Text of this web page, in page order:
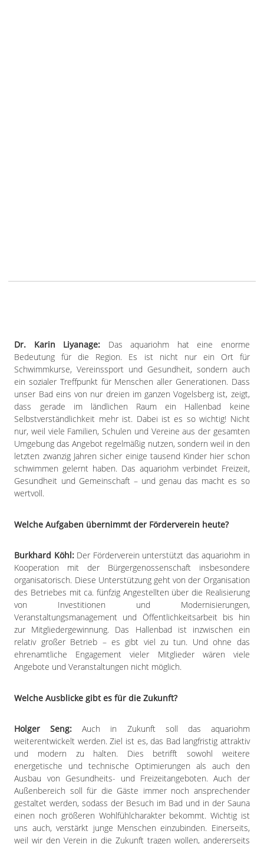
Dr. Karin Liyanage: Das aquariohm hat eine enorme
Bedeutung für die Region. Es ist nicht nur ein Ort für
Schwimmkurse, Vereinssport und Gesundheit, sondern auch
ein sozialer Treffpunkt für Menschen aller Generationen. Dass
unser Bad eins von nur dreien im ganzen Vogelsberg ist, zeigt,
dass gerade im ländlichen Raum ein Hallenbad keine
Selbstverständlichkeit mehr ist. Dabei ist es so wichtig! Nicht
nur, weil viele Familien, Schulen und Vereine aus der gesamten
Umgebung das Angebot regelmäßig nutzen, sondern weil in den
letzten zwanzig Jahren sicher einige tausend Kinder hier schon
schwimmen gelernt haben. Das aquariohm verbindet Freizeit,
Gesundheit und Gemeinschaft – und genau das macht es so
wertvoll.
Welche Aufgaben übernimmt der Förderverein heute?
Burkhard Köhl:Der Förderverein unterstützt das aquariohm in
Kooperation mit der Bürgergenossenschaft insbesondere
organisatorisch. Diese Unterstützung geht von der Organisation
des Betriebes mit ca. fünfzig Angestellten über die Realisierung
von Investitionen und Modernisierungen,
Veranstaltungsmanagement und Öffentlichkeitsarbeit bis hin
zur Mitgliedergewinnung. Das Hallenbad ist inzwischen ein
relativ großer Betrieb – es gibt viel zu tun. Und ohne das
ehrenamtliche Engagement vieler Mitglieder wären viele
Angebote und Veranstaltungen nicht möglich.
Welche Ausblicke gibt es für die Zukunft?
Holger Seng: Auch in Zukunft soll das aquariohm
weiterentwickelt werden. Ziel ist es, das Bad langfristig attraktiv
und modern zu halten. Dies betrifft sowohl weitere
energetische und technische Optimierungen als auch den
Ausbau von Gesundheits- und Freizeitangeboten. Auch der
Außenbereich soll für die Gäste immer noch ansprechender
gestaltet werden, sodass der Besuch im Bad und in der Sauna
einen noch größeren Wohlfühlcharakter bekommt. Wichtig ist
uns auch, verstärkt junge Menschen einzubinden. Einerseits,
weil wir den Verein in die Zukunft tragen wollen, andererseits